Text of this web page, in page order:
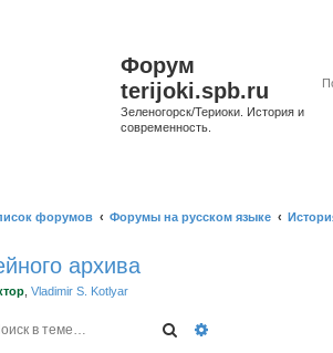
Форум
terijoki.spb.ru
Зеленогорск/Териоки. История и
современность.
форумов Форумы на русском языке
архива
Vladimir S. Kotlyar
Поиск